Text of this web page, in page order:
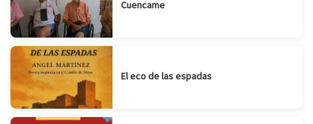
Cuencame
El eco de las espadas